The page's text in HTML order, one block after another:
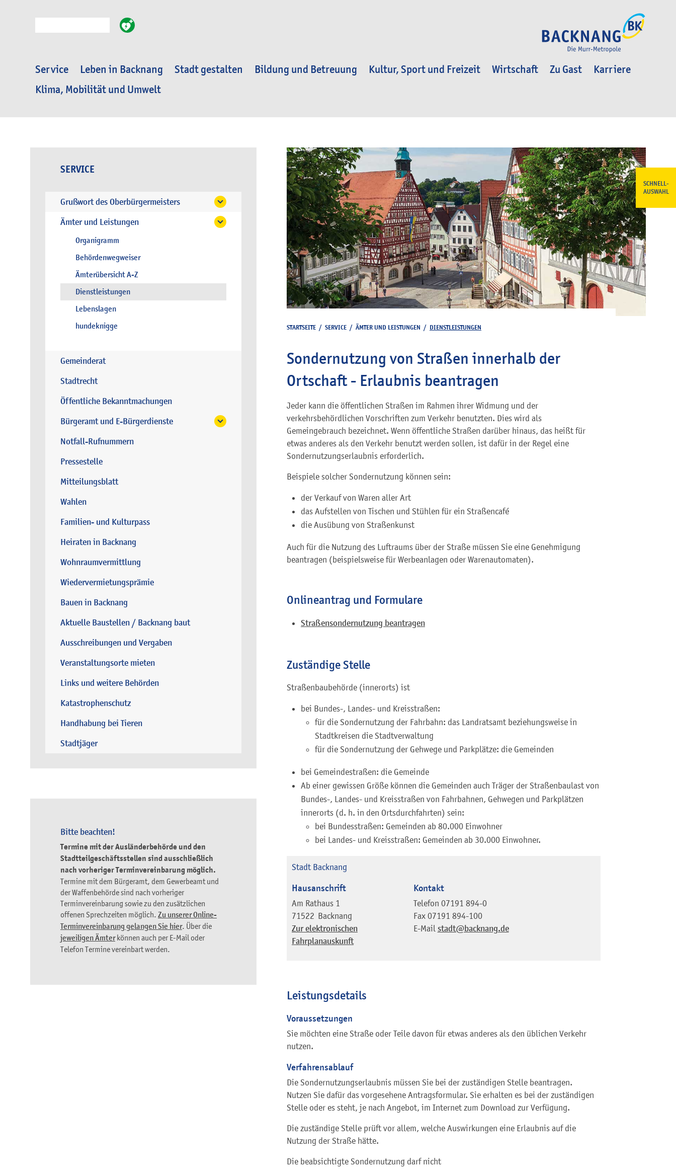
Service Leben in Backnang Stadt gestalten Bildung und Betreuung Kultur, Sport und Freizeit Wirtschaft Zu Gast
Karriere
Klima, Mobilität und Umwelt
SCHNELL-
AUSWAHL
SERVICE
Grußwort des Oberbürgermeisters
Ämter und Leistungen
Organigramm
Behördenwegweiser
Ämterübersicht A-Z
Dienstleistungen
Lebenslagen
hundeknigge
Gemeinderat
Stadtrecht
Öffentliche Bekanntmachungen
Bürgeramt und E-Bürgerdienste
Notfall-Rufnummern
Pressestelle
Mitteilungsblatt
Wahlen
Familien- und Kulturpass
Heiraten in Backnang
Wohnraumvermittlung
Wiedervermietungsprämie
Bauen in Backnang
Aktuelle Baustellen / Backnang baut
Ausschreibungen und Vergaben
Veranstaltungsorte mieten
Links und weitere Behörden
Katastrophenschutz
Handhabung bei Tieren
Stadtjäger
Bitte beachten!
Termine mit der Ausländerbehörde und den
Stadtteilgeschäftsstellen sind ausschließlich
nach vorheriger Terminvereinbarung möglich.
Termine mit dem Bürgeramt, dem Gewerbeamt und
der Waffenbehörde sind nach vorheriger
Terminvereinbarung sowie zu den zusätzlichen
offenen Sprechzeiten möglich. Zu unserer Online-
Terminvereinbarung gelangen Sie hier. Über die
jeweiligen Ämterkönnen auch per E-Mail oder
Telefon Termine vereinbart werden.
STARTSEITE / SERVICE / ÄMTER UND LEISTUNGEN / DIENSTLEISTUNGEN
Sondernutzung von Straßen innerhalb der
Ortschaft - Erlaubnis beantragen
Jeder kann die öffentlichen Straßen im Rahmen ihrer Widmung und der
verkehrsbehördlichen Vorschriften zum Verkehr benutzten. Dies wird als
Gemeingebrauch bezeichnet. Wenn öffentliche Straßen darüber hinaus, das heißt für
etwas anderes als den Verkehr benutzt werden sollen, ist dafür in der Regel eine
Sondernutzungserlaubnis erforderlich.
Beispiele solcher Sondernutzung können sein:
der Verkauf von Waren aller Art
das Aufstellen von Tischen und Stühlen für ein Straßencafé
die Ausübung von Straßenkunst
Auch für die Nutzung des Luftraums über der Straße müssen Sie eine Genehmigung
beantragen (beispielsweise für Werbeanlagen oder Warenautomaten).
Onlineantrag und Formulare
Straßensondernutzung beantragen
Zuständige Stelle
Straßenbaubehörde (innerorts) ist
bei Bundes-, Landes- und Kreisstraßen:
für die Sondernutzung der Fahrbahn: das Landratsamt beziehungsweise in
Stadtkreisen die Stadtverwaltung
für die Sondernutzung der Gehwege und Parkplätze: die Gemeinden
bei Gemeindestraßen: die Gemeinde
Ab einer gewissen Größe können die Gemeinden auch Träger der Straßenbaulast von
Bundes-, Landes- und Kreisstraßen von Fahrbahnen, Gehwegen und Parkplätzen
innerorts (d. h. in den Ortsdurchfahrten) sein:
bei Bundesstraßen: Gemeinden ab 80.000 Einwohner
bei Landes- und Kreisstraßen: Gemeinden ab 30.000 Einwohner.
Stadt Backnang
Hausanschrift
Am Rathaus 1
71522 Backnang
Zur elektronischen
Fahrplanauskunft
Kontakt
Telefon 07191 894-0
Fax 07191 894-100
E-Mail stadt@backnang.de
Leistungsdetails
Voraussetzungen
Sie möchten eine Straße oder Teile davon für etwas anderes als den üblichen Verkehr
nutzen.
Verfahrensablauf
Die Sondernutzungserlaubnis müssen Sie bei der zuständigen Stelle beantragen.
Nutzen Sie dafür das vorgesehene Antragsformular. Sie erhalten es bei der zuständigen
Stelle oder es steht, je nach Angebot, im Internet zum Download zur Verfügung.
Die zuständige Stelle prüft vor allem, welche Auswirkungen eine Erlaubnis auf die
Nutzung der Straße hätte.
Die beabsichtigte Sondernutzung darf nicht